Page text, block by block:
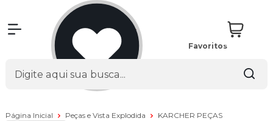
Favoritos
Página Inicial Peças e Vista Explodida KARCHER PEÇAS